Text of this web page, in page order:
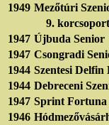
1949 Mezőtúri
9.
1947 Újbuda Senior
1947 Csongradi
1944 Szentesi Delfin
1944 Debreceni
1947 Sprint Fortuna
1946